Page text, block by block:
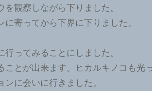
観察しながら下りました。
寄ってから下界に下りました。
ってみることにしました。
とが出来ます。ヒカルキノコも光
に会いに行きました。